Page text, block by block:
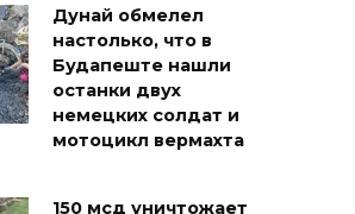
Дунай обмелел
настолько, что в
Будапеште нашли
останки двух
немецких солдат и
мотоцикл вермахта
150 мсд уничтожает